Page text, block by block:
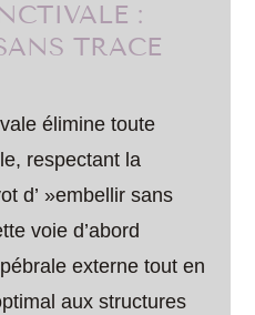
:
TRACE
élimine toute
respectant la
d’ »embellir sans
voie d’abord
externe tout en
aux structures